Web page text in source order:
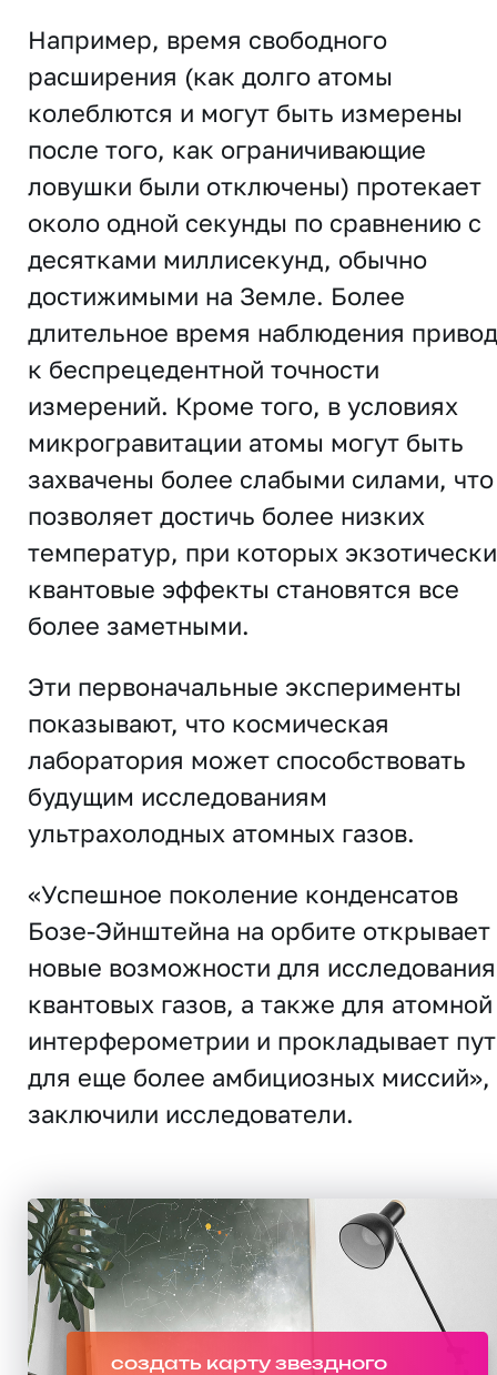
Например, время свободного
расширения (как долго атомы
колеблются и могут быть измерены
после того, как ограничивающие
ловушки были отключены) протекает
около одной секунды по сравнению с
десятками миллисекунд, обычно
достижимыми на Земле. Более
длительное время наблюдения
к беспрецедентной точности
измерений. Кроме того, в условиях
микрогравитации атомы могут быть
захвачены более слабыми силами, что
позволяет достичь более низких
температур, при которых
квантовые эффекты становятся все
более заметными.
Эти первоначальные эксперименты
показывают, что космическая
лаборатория может способствовать
будущим исследованиям
ультрахолодных атомных газов.
«Успешное поколение конденсатов
Бозе-Эйнштейна на орбите открывает
новые возможности для исследования
квантовых газов, а также для атомной
интерферометрии и прокладывает
для еще более амбициозных миссий»,
заключили исследователи.
создать карту звездного